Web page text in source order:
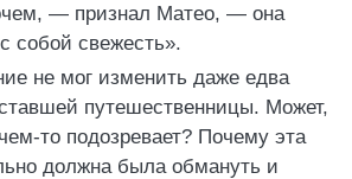
— признал Матео, — она
собой свежесть».
не мог изменить даже едва
путешественницы. Может,
то подозревает? Почему эта
должна была обмануть и